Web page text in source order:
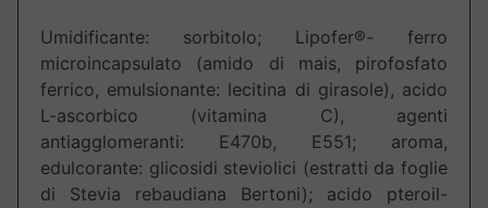
Umidificante: sorbitolo; Lipofer®- ferro
microincapsulato (amido di mais, pirofosfato
ferrico, emulsionante: lecitina di girasole), acido
L-ascorbico (vitamina C), agenti
antiagglomeranti: E470b, E551; aroma,
edulcorante: glicosidi steviolici (estratti da foglie
di Stevia rebaudiana Bertoni); acido pteroil-